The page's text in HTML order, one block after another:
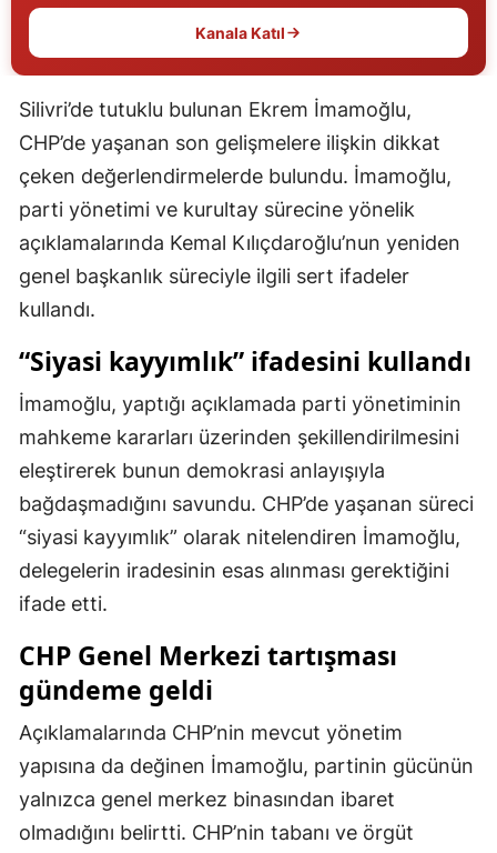
Gümüşhane
Hakkari
Isparta
Mersin
İstanbul
Kars
Kastamonu
Kayseri
Kırşehir
Kocaeli
Kütahya
Manisa
Kahramanmaraş
Kanala Katıl
Silivri’de tutuklu bulunan Ekrem İmamoğlu,
CHP’de yaşanan son gelişmelere ilişkin dikkat
çeken değerlendirmelerde bulundu. İmamoğlu,
parti yönetimi ve kurultay sürecine yönelik
açıklamalarında Kemal Kılıçdaroğlu’nun yeniden
genel başkanlık süreciyle ilgili sert ifadeler
kullandı.
“Siyasi kayyımlık” ifadesini kullandı
İmamoğlu, yaptığı açıklamada parti yönetiminin
mahkeme kararları üzerinden şekillendirilmesini
eleştirerek bunun demokrasi anlayışıyla
bağdaşmadığını savundu. CHP’de yaşanan süreci
“siyasi kayyımlık” olarak nitelendiren İmamoğlu,
delegelerin iradesinin esas alınması gerektiğini
ifade etti.
CHP Genel Merkezi tartışması
gündeme geldi
Açıklamalarında CHP’nin mevcut yönetim
yapısına da değinen İmamoğlu, partinin gücünün
yalnızca genel merkez binasından ibaret
olmadığını belirtti. CHP’nin tabanı ve örgüt